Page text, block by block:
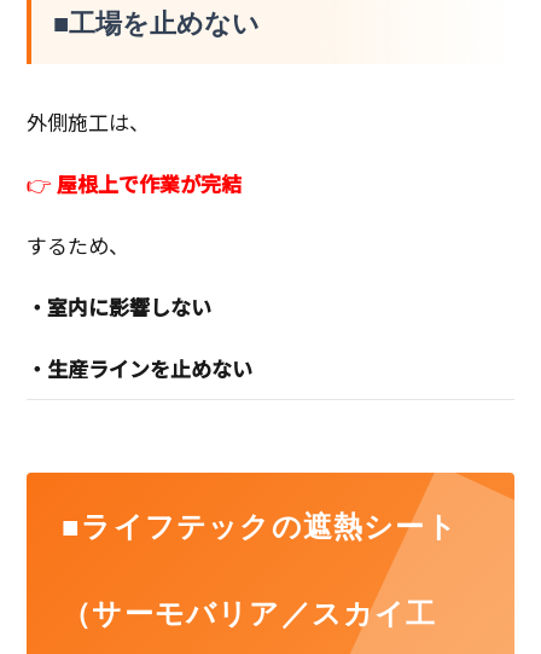
■工場を止めない
外側施工は、
👉 屋根上で作業が完結
するため、
・室内に影響しない
・生産ラインを止めない
■ライフテックの遮熱シート
（サーモバリア／スカイ工